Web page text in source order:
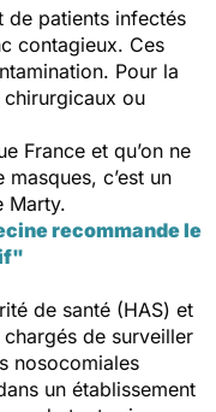
de patients infectés
contagieux. Ces
Pour la
ou
France et qu’on ne
c’est un
Marty.
recommande le
de santé (HAS) et
de surveiller
nosocomiales
un établissement